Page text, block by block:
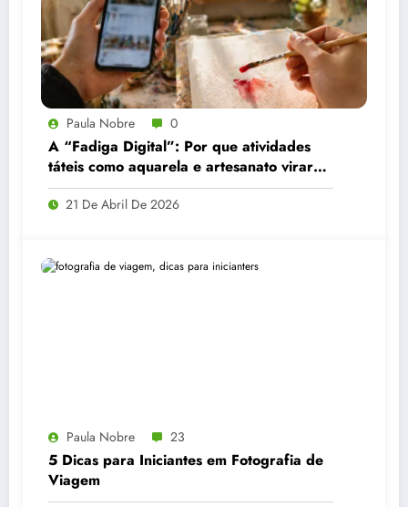
Paula Nobre 0
A “Fadiga Digital”: Por que atividades
táteis como aquarela e artesanato viraram
a principal recomendação contra o
estresse
21 De Abril De 2026
Paula Nobre 23
5 Dicas para Iniciantes em Fotografia de
Viagem